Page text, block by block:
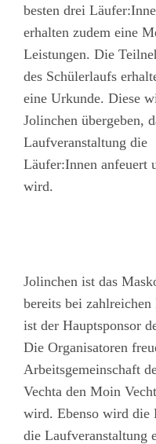
besten drei
erhalten zudem eine
Leistungen. Die
des Schülerlaufs
eine Urkunde. Diese
Jolinchen übergeben,
Laufveranstaltung die
Läufer:Innen anfeuert
wird.
Jolinchen ist das
bereits bei
ist der Hauptsponsor
Die Organisatoren
Arbeitsgemeinschaft
Vechta den Moin
wird. Ebenso wird die
die Laufveranstaltung